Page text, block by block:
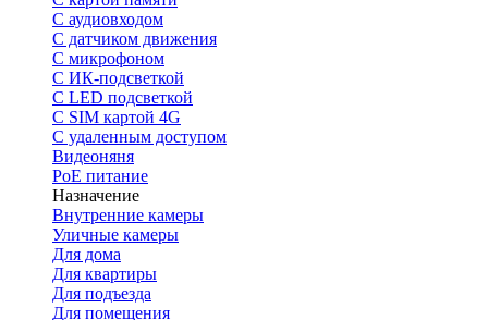
С аудиовходом
С датчиком движения
С микрофоном
С ИК-подсветкой
С LED подсветкой
C SIM картой 4G
C удаленным доступом
Видеоняня
PoE питание
Назначение
Внутренние камеры
Уличные камеры
Для дома
Для квартиры
Для подъезда
Для помещения